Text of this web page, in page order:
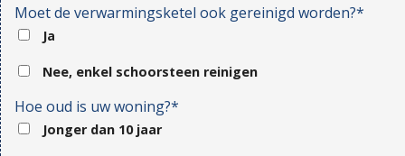
Moet de verwarmingsketel ook gereinigd worden?*
Ja
Nee, enkel schoorsteen reinigen
Hoe oud is uw woning?*
Jonger dan 10 jaar